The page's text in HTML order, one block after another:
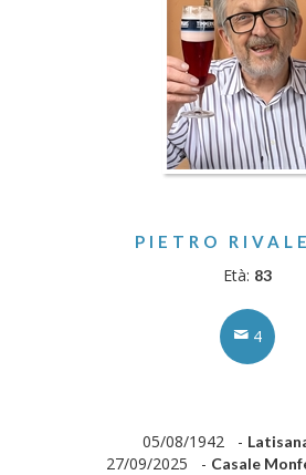
PIETRO
Età: 83
4
05/08/1942 -
27/09/2025 - Casale